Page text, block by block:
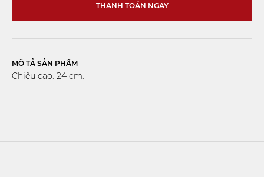
THANH TOÁN NGAY
MÔ TẢ SẢN PHẨM
Chiều cao: 24 cm.